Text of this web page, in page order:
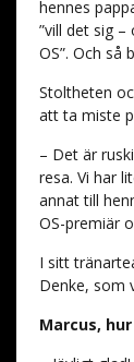
hennes
”vill det sig
OS”. Och så
Stoltheten
att ta miste
– Det är
resa. Vi har
annat till
OS-premiär
I sitt
Denke, som
Marcus,